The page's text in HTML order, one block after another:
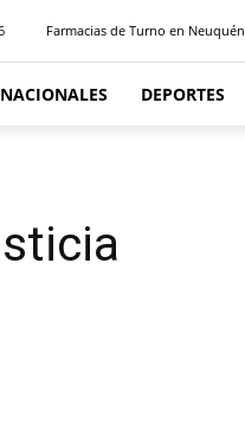
Farmacias de Turno en Neuquén
NACIONALES DEPORTES